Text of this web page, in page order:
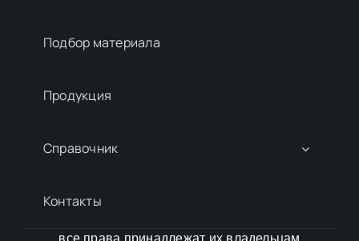
Подбор материалa
Продукция
Справочник
Контакты